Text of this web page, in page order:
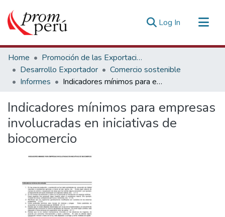
Log In (current)
Communities & Collections
All of DSpace
Statistics
Home
Promoción de las Exportaciones
Desarrollo Exportador
Comercio sostenible
Informes
Indicadores mínimos para empresas involucradas en iniciativas de biocomercio
Indicadores mínimos para empresas
involucradas en iniciativas de
biocomercio